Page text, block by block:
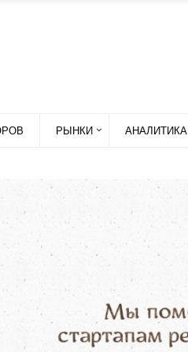
РЫНКИ АНАЛИТИКА